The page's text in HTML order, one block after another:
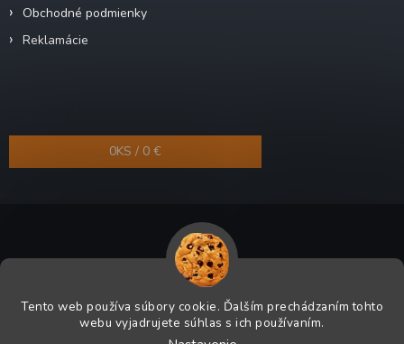
Tento web používa súbory cookie. Ďalším prechádzaním tohto
webu vyjadrujete súhlas s ich používaním.
Obchodné podmienky
Reklamácie
0KS / 0 €
Odra-shop.sk. Všetky práva vyhradené.
Grafický návrh vytvoril a na Shoptet implementoval Tomáš Hlad&
Shoptetak.cz.